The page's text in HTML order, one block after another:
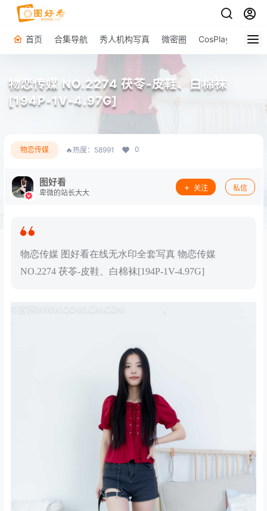
首页 合集导航 秀人机构写真 微密圈 CosPlay 原图
物恋传媒 NO.2274 茯苓-皮鞋、白棉袜
[194P-1V-4.97G]
物恋传媒 🔥热度：58991 0
图好看
卑微的站长大大
关注 私信
物恋传媒 图好看在线无水印全套写真 物恋传媒
NO.2274 茯苓-皮鞋、白棉袜[194P-1V-4.97G]